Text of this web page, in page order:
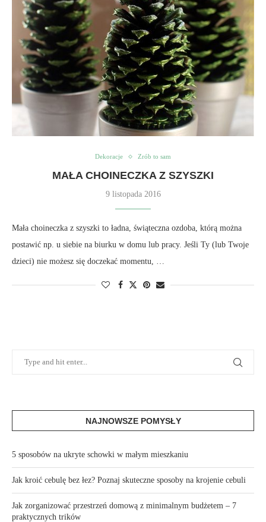
Dekoracje Zrób to sam
MAŁA CHOINECZKA Z SZYSZKI
9 listopada 2016
Mała choineczka z szyszki to ładna, świąteczna ozdoba, którą można
postawić np. u siebie na biurku w domu lub pracy. Jeśli Ty (lub Twoje
dzieci) nie możesz się doczekać momentu, …
NAJNOWSZE POMYSŁY
5 sposobów na ukryte schowki w małym mieszkaniu
Jak kroić cebulę bez łez? Poznaj skuteczne sposoby na krojenie cebuli
Jak zorganizować przestrzeń domową z minimalnym budżetem – 7
praktycznych trików